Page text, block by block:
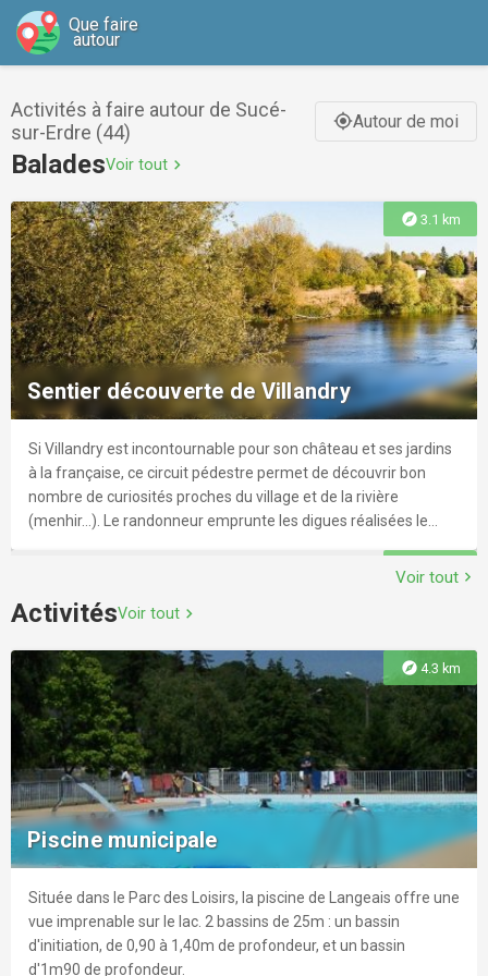
Que faire
autour
Activités à faire autour de Sucé-
sur-Erdre (44)
gps_fixedAutour de moi
BaladesVoir tout chevron_right
explore 3.1 km
Sentier découverte de Villandry
Si Villandry est incontournable pour son château et ses jardins
à la française, ce circuit pédestre permet de découvrir bon
nombre de curiosités proches du village et de la rivière
(menhir…). Le randonneur emprunte les digues réalisées le
jusqu'à la confluence Loire et Cher (le Bec du Cher) pour une
sentier urbain et de ses étapes, veuillez télécharger le PDF.
explore
A travers toi Vallères
Avec le circuit «A travers-Toi Vallères», vous pourrez découvrir
le patrimoine riche en histoire du village tout en profitant de la
beauté des paysages caractéristiques du Val de Loire
reconnus par l'UNESCO.
Voir tout chevron_right
ActivitésVoir tout chevron_right
explore 4.3 km
Piscine municipale
Située dans le Parc des Loisirs, la piscine de Langeais offre une
vue imprenable sur le lac. 2 bassins de 25m : un bassin
d'initiation, de 0,90 à 1,40m de profondeur, et un bassin
d'1m90 de profondeur.